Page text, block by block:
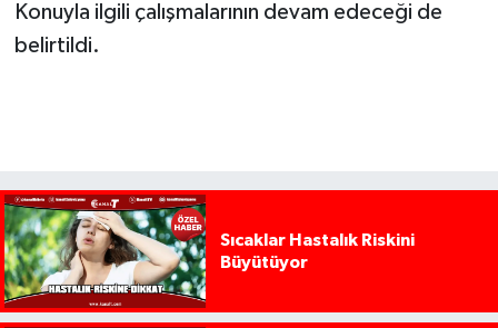
Konuyla ilgili çalışmalarının devam edeceği de
belirtildi.
Sıcaklar Hastalık Riskini
Büyütüyor